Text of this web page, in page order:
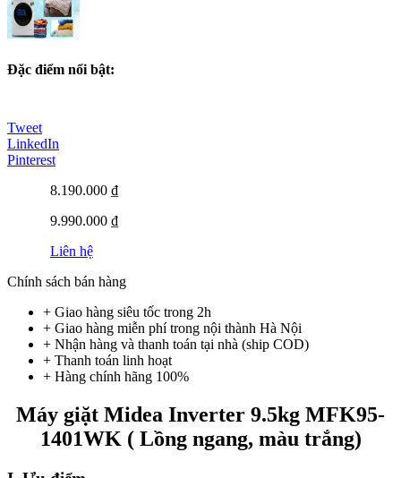
Đặc điểm nổi bật:
Tweet
LinkedIn
Pinterest
8.190.000 ₫
9.990.000 ₫
Liên hệ
Chính sách bán hàng
+ Giao hàng siêu tốc trong 2h
+ Giao hàng miễn phí trong nội thành Hà Nội
+ Nhận hàng và thanh toán tại nhà (ship COD)
+ Thanh toán linh hoạt
+ Hàng chính hãng 100%
Máy giặt Midea Inverter 9.5kg MFK95-
1401WK ( Lồng ngang, màu trắng)